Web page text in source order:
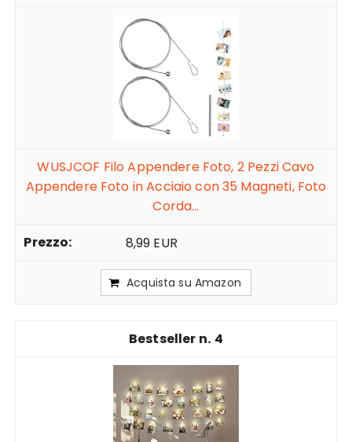
WUSJCOF Filo Appendere Foto, 2 Pezzi Cavo
Appendere Foto in Acciaio con 35 Magneti, Foto
Corda...
8,99 EUR
Acquista su Amazon
4